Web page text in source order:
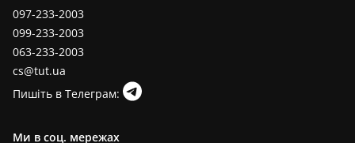
097-233-2003
099-233-2003
063-233-2003
cs@tut.ua
Пишіть в Телеграм:
Ми в соц. мережах